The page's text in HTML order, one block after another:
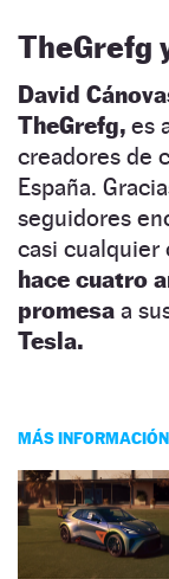
TheGrefg
David
TheGrefg, es
creadores de
España.
seguidores
casi cualquier
hace cuatro
promesa a
Tesla.
MÁS INFORMACIÓN